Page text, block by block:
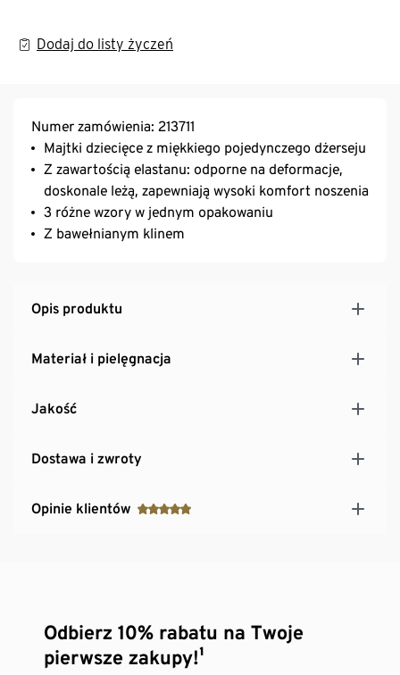
Dodaj do listy życzeń
Numer zamówienia: 213711
Majtki dziecięce z miękkiego pojedynczego dżerseju
Z zawartością elastanu: odporne na deformacje,
doskonale leżą, zapewniają wysoki komfort noszenia
3 różne wzory w jednym opakowaniu
Z bawełnianym klinem
Opis produktu
Materiał i pielęgnacja
Jakość
Dostawa i zwroty
Opinie klientów
Odbierz 10% rabatu na Twoje
pierwsze zakupy!¹